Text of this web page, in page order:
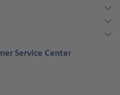
Service Center